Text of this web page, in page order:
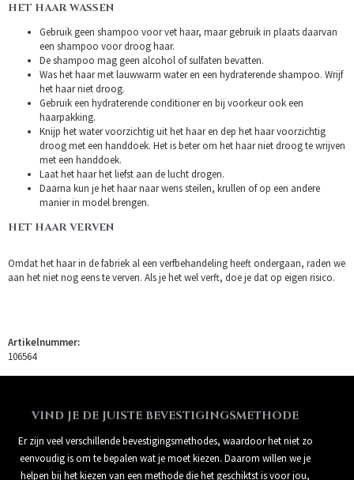
HET HAAR WASSEN
Gebruik geen shampoo voor vet haar, maar gebruik in plaats daarvan
een shampoo voor droog haar.
De shampoo mag geen alcohol of sulfaten bevatten.
Was het haar met lauwwarm water en een hydraterende shampoo. Wrijf
het haar niet droog.
Gebruik een hydraterende conditioner en bij voorkeur ook een
haarpakking.
Knijp het water voorzichtig uit het haar en dep het haar voorzichtig
droog met een handdoek. Het is beter om het haar niet droog te wrijven
met een handdoek.
Laat het haar het liefst aan de lucht drogen.
Daarna kun je het haar naar wens steilen, krullen of op een andere
manier in model brengen.
HET HAAR VERVEN
Omdat het haar in de fabriek al een verfbehandeling heeft ondergaan, raden we
aan het niet nog eens te verven. Als je het wel verft, doe je dat op eigen risico.
Artikelnummer:
106564
VIND JE DE JUISTE BEVESTIGINGSMETHODE
Er zijn veel verschillende bevestigingsmethodes, waardoor het niet zo
eenvoudig is om te bepalen wat je moet kiezen. Daarom willen we je
helpen bij het kiezen van een methode die het geschiktst is voor jou,